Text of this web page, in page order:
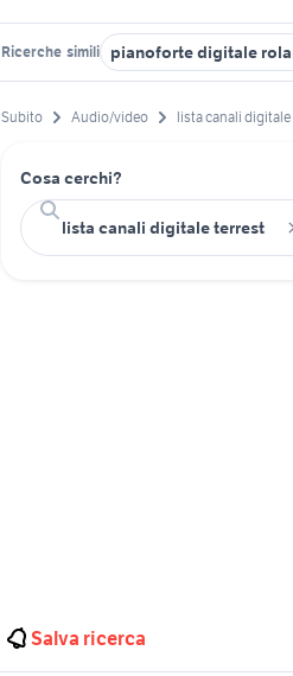
Ricerche simili pianoforte digitale
Subito Audio/video lista canali
Cosa cerchi?
Salva ricerca